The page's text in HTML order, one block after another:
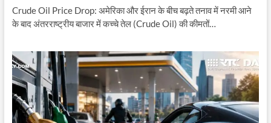
Crude Oil Price Drop: अमेरिका और ईरान के बीच बढ़ते तनाव में नरमी आने
के बाद अंतरराष्ट्रीय बाजार में कच्चे तेल (Crude Oil) की कीमतों…